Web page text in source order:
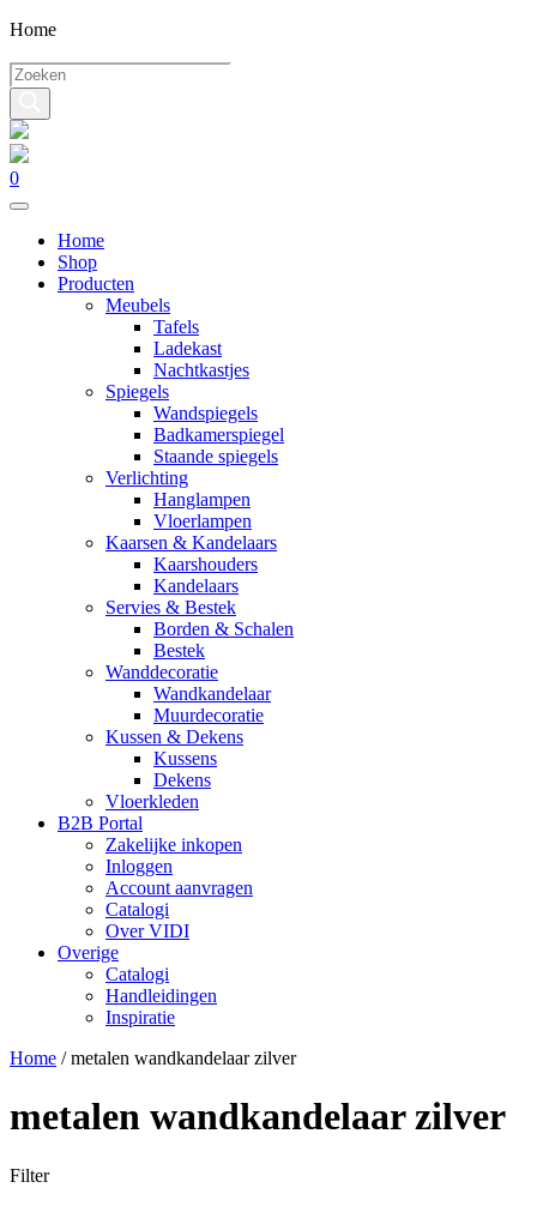
Home
Producten
zoeken
0
Home
Shop
Producten
Meubels
Tafels
Ladekast
Nachtkastjes
Spiegels
Wandspiegels
Badkamerspiegel
Staande spiegels
Verlichting
Hanglampen
Vloerlampen
Kaarsen & Kandelaars
Kaarshouders
Kandelaars
Servies & Bestek
Borden & Schalen
Bestek
Wanddecoratie
Wandkandelaar
Muurdecoratie
Kussen & Dekens
Kussens
Dekens
Vloerkleden
B2B Portal
Zakelijke inkopen
Inloggen
Account aanvragen
Catalogi
Over VIDI
Overige
Catalogi
Handleidingen
Inspiratie
Home /metalen wandkandelaar zilver
metalen wandkandelaar zilver
Filter